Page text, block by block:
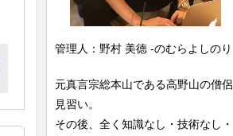
管理人：野村 美徳 -のむらよしのり
元真言宗総本山である高野山の僧侶
見習い。
その後、全く知識なし・技術なし・